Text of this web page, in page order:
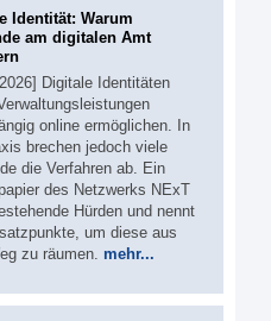
Identität: Warum
am digitalen Amt
Digitale Identitäten
online ermöglichen. In
brechen jedoch viele
die Verfahren ab. Ein
des Netzwerks NExT
Hürden und nennt
um diese aus
zu räumen. mehr...